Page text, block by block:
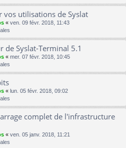
vos utilisations de Syslat
« ven. 09 févr. 2018, 11:43
de Syslat-Terminal 5.1
« mer. 07 févr. 2018, 10:45
« lun. 05 févr. 2018, 09:02
complet de l'infrastructure
« ven. 05 janv. 2018, 11:21